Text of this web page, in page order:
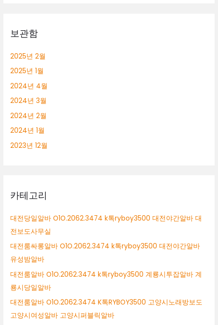
보관함
2025년 2월
2025년 1월
2024년 4월
2024년 3월
2024년 2월
2024년 1월
2023년 12월
카테고리
대전당일알바 O1O.2062.3474 k톡ryboy3500 대전야간알바 대
전보도사무실
대전룸싸롱알바 O1O.2062.3474 k톡ryboy3500 대전야간알바
유성밤알바
대전룸알바 O1O.2062.3474 k톡ryboy3500 계룡시투잡알바 계
룡시당일알바
대전룸알바 O1O.2062.3474 K톡RYBOY3500 고양시노래방보도
고양시여성알바 고양시퍼블릭알바